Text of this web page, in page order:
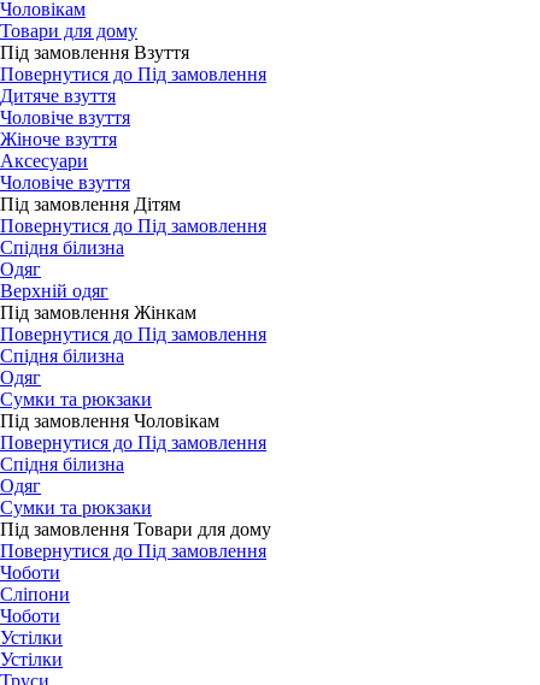
Чоловікам
Товари для дому
Під замовлення Взуття
Повернутися до Під замовлення
Дитяче взуття
Чоловіче взуття
Жіноче взуття
Аксесуари
Чоловіче взуття
Під замовлення Дітям
Повернутися до Під замовлення
Спідня білизна
Одяг
Верхній одяг
Під замовлення Жінкам
Повернутися до Під замовлення
Спідня білизна
Одяг
Сумки та рюкзаки
Під замовлення Чоловікам
Повернутися до Під замовлення
Спідня білизна
Одяг
Сумки та рюкзаки
Під замовлення Товари для дому
Повернутися до Під замовлення
Чоботи
Сліпони
Чоботи
Устілки
Устілки
Труси